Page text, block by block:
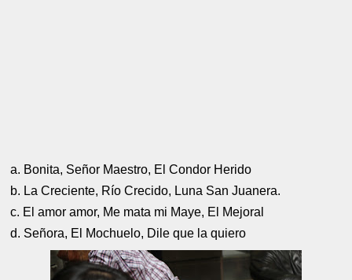
a. Bonita, Señor Maestro, El Condor Herido
b. La Creciente, Río Crecido, Luna San Juanera.
c. El amor amor, Me mata mi Maye, El Mejoral
d. Señora, El Mochuelo, Dile que la quiero